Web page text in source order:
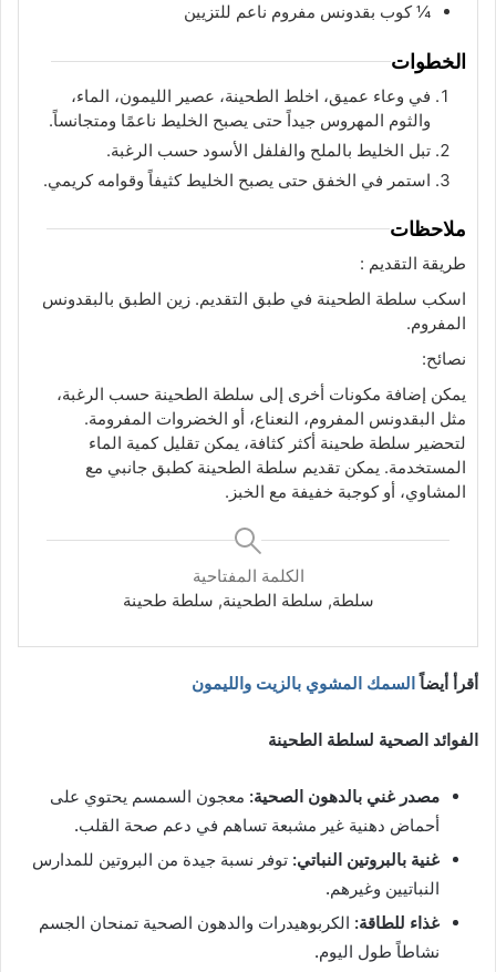
¼ كوب بقدونس مفروم ناعم للتزيين
الخطوات
في وعاء عميق، اخلط الطحينة، عصير الليمون، الماء،
والثوم المهروس جيداً حتى يصبح الخليط ناعمًا ومتجانساً.
تبل الخليط بالملح والفلفل الأسود حسب الرغبة.
استمر في الخفق حتى يصبح الخليط كثيفاً وقوامه كريمي.
ملاحظات
طريقة التقديم :
اسكب سلطة الطحينة في طبق التقديم. زين الطبق بالبقدونس
المفروم.
نصائح:
يمكن إضافة مكونات أخرى إلى سلطة الطحينة حسب الرغبة،
مثل البقدونس المفروم، النعناع، أو الخضروات المفرومة.
لتحضير سلطة طحينة أكثر كثافة، يمكن تقليل كمية الماء
المستخدمة. يمكن تقديم سلطة الطحينة كطبق جانبي مع
المشاوي، أو كوجبة خفيفة مع الخبز.
الكلمة المفتاحية
سلطة, سلطة الطحينة, سلطة طحينة
أقرأ أيضاً السمك المشوي بالزيت والليمون
الفوائد الصحية لسلطة الطحينة
مصدر غني بالدهون الصحية: معجون السمسم يحتوي على
أحماض دهنية غير مشبعة تساهم في دعم صحة القلب.
غنية بالبروتين النباتي: توفر نسبة جيدة من البروتين للمدارس
النباتيين وغيرهم.
غذاء للطاقة: الكربوهيدرات والدهون الصحية تمنحان الجسم
نشاطاً طول اليوم.